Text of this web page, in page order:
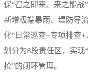
保“召之即来、来之能战
新增极端暴雨、堤防导
化“日常巡查+专项排查
划分为8段责任区，实现
抢”的闭环管理。